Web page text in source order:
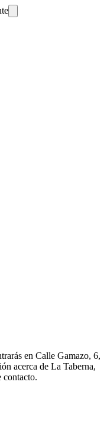
en Calle Gamazo, 6,
acerca de La Taberna,
contacto.